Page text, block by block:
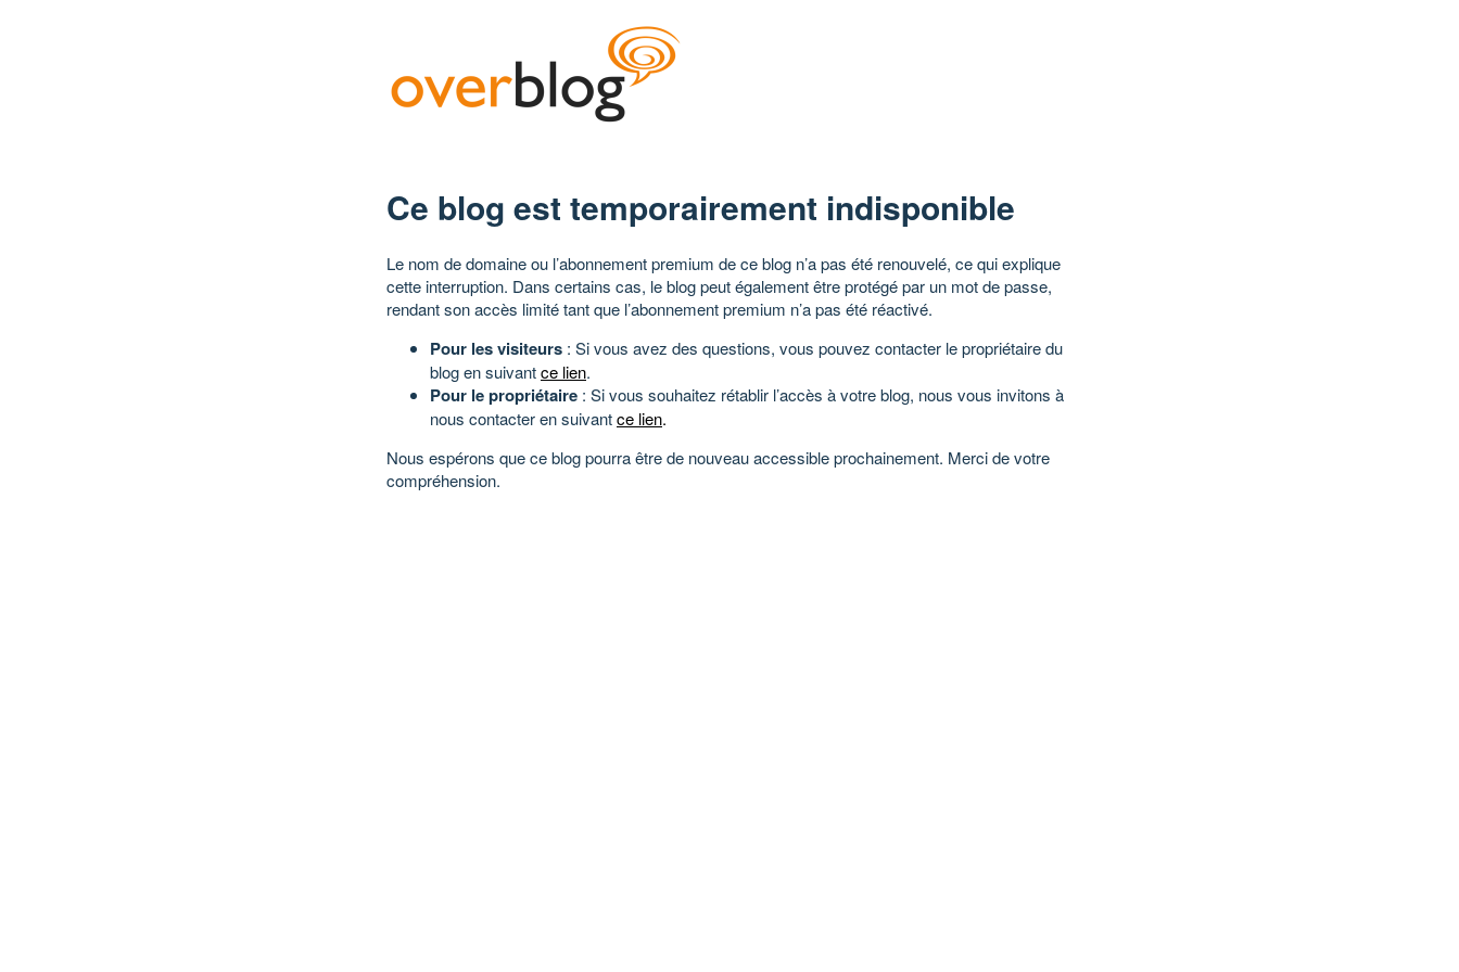
Ce blog est temporairement indisponible
Le nom de domaine ou l’abonnement premium de ce blog n’a pas été renouvelé, ce qui explique
cette interruption. Dans certains cas, le blog peut également être protégé par un mot de passe,
rendant son accès limité tant que l’abonnement premium n’a pas été réactivé.
Pour les visiteurs : Si vous avez des questions, vous pouvez contacter le propriétaire du
blog en suivantce lien.
Pour le propriétaire : Si vous souhaitez rétablir l’accès à votre blog, nous vous invitons à
nous contacter en suivantce lien.
Nous espérons que ce blog pourra être de nouveau accessible prochainement. Merci de votre
compréhension.